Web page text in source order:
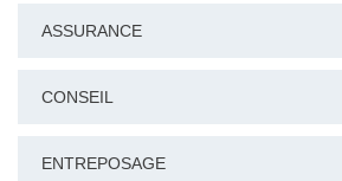
ASSURANCE
CONSEIL
ENTREPOSAGE